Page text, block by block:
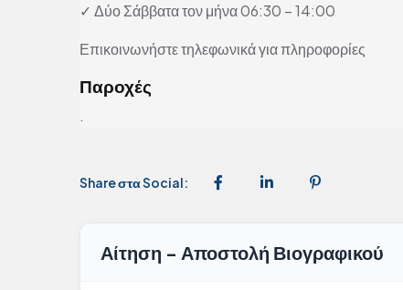
✓ Δύο Σάββατα τον μήνα 06:30 – 14:00
Επικοινωνήστε τηλεφωνικά για πληροφορίες
Παροχές
.
Share στα Social:
Αίτηση - Αποστολή Βιογραφικού